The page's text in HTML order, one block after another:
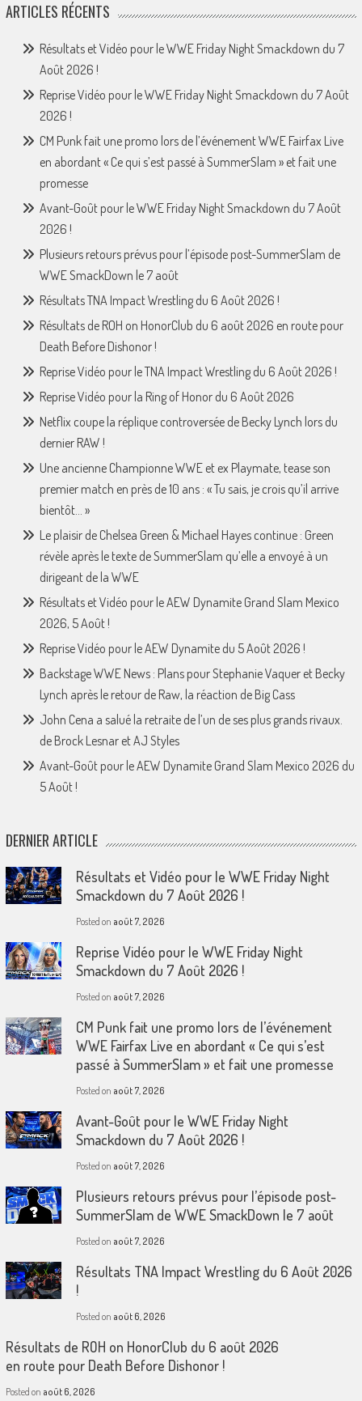
ARTICLES RÉCENTS
Résultats et Vidéo pour le WWE Friday Night Smackdown du 7
Août 2026 !
Reprise Vidéo pour le WWE Friday Night Smackdown du 7 Août
2026 !
CM Punk fait une promo lors de l’événement WWE Fairfax Live
en abordant « Ce qui s’est passé à SummerSlam » et fait une
promesse
Avant-Goût pour le WWE Friday Night Smackdown du 7 Août
2026 !
Plusieurs retours prévus pour l’épisode post-SummerSlam de
WWE SmackDown le 7 août
Résultats TNA Impact Wrestling du 6 Août 2026 !
Résultats de ROH on HonorClub du 6 août 2026 en route pour
Death Before Dishonor !
Reprise Vidéo pour le TNA Impact Wrestling du 6 Août 2026 !
Reprise Vidéo pour la Ring of Honor du 6 Août 2026
Netflix coupe la réplique controversée de Becky Lynch lors du
dernier RAW !
Une ancienne Championne WWE et ex Playmate, tease son
premier match en près de 10 ans : « Tu sais, je crois qu’il arrive
bientôt… »
Le plaisir de Chelsea Green & Michael Hayes continue : Green
révèle après le texte de SummerSlam qu’elle a envoyé à un
dirigeant de la WWE
Résultats et Vidéo pour le AEW Dynamite Grand Slam Mexico
2026, 5 Août !
Reprise Vidéo pour le AEW Dynamite du 5 Août 2026 !
Backstage WWE News : Plans pour Stephanie Vaquer et Becky
Lynch après le retour de Raw, la réaction de Big Cass
John Cena a salué la retraite de l’un de ses plus grands rivaux.
de Brock Lesnar et AJ Styles
Avant-Goût pour le AEW Dynamite Grand Slam Mexico 2026 du
5 Août !
DERNIER ARTICLE
Résultats et Vidéo pour le WWE Friday Night
Smackdown du 7 Août 2026 !
Posted on août 7, 2026
Reprise Vidéo pour le WWE Friday Night
Smackdown du 7 Août 2026 !
Posted on août 7, 2026
CM Punk fait une promo lors de l’événement
WWE Fairfax Live en abordant « Ce qui s’est
passé à SummerSlam » et fait une promesse
Posted on août 7, 2026
Avant-Goût pour le WWE Friday Night
Smackdown du 7 Août 2026 !
Posted on août 7, 2026
Plusieurs retours prévus pour l’épisode post-
SummerSlam de WWE SmackDown le 7 août
Posted on août 7, 2026
Résultats TNA Impact Wrestling du 6 Août 2026
!
Posted on août 6, 2026
Résultats de ROH on HonorClub du 6 août 2026
en route pour Death Before Dishonor !
Posted on août 6, 2026